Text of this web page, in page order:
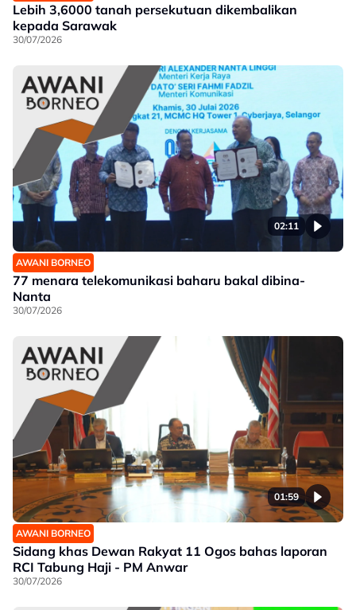
Lebih 3,6000 tanah persekutuan dikembalikan
kepada Sarawak
30/07/2026
02:11
AWANI BORNEO
77 menara telekomunikasi baharu bakal dibina-
Nanta
30/07/2026
01:59
AWANI BORNEO
Sidang khas Dewan Rakyat 11 Ogos bahas laporan
RCI Tabung Haji - PM Anwar
30/07/2026